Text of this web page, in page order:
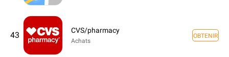
43
CVS/pharmacy
Achats
OBTENIR